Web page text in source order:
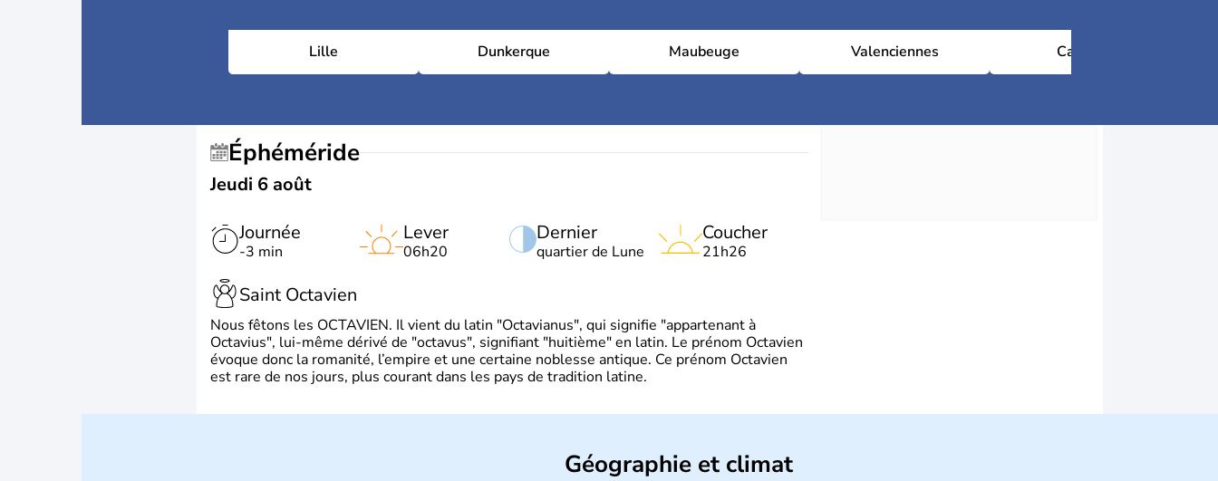
Lille Dunkerque Maubeuge Valenciennes Cambrai
Éphéméride
Jeudi 6 août
Journée
-3 min
Dernier
quartier de Lune
Lever
06h20
Coucher
21h26
Saint Octavien
Nous fêtons les OCTAVIEN. Il vient du latin "Octavianus", qui signifie "appartenant à
Octavius", lui-même dérivé de "octavus", signifiant "huitième" en latin. Le prénom Octavien
évoque donc la romanité, l’empire et une certaine noblesse antique. Ce prénom Octavien
est rare de nos jours, plus courant dans les pays de tradition latine.
Géographie et climat